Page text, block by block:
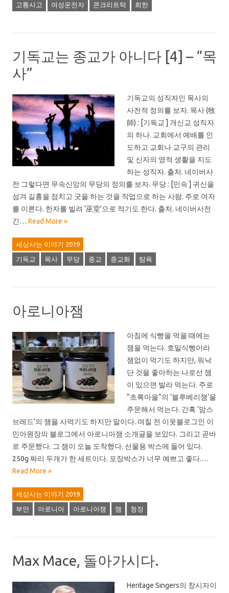
고통사고 여성운전자 콘크리트턱 희한
기독교는 종교가 아니다 [4] – “목
사”
기독교의 성직자인 목사의
사전적 정의를 보자. 목사 (牧
師) : [기독교 ] 개신교 성직자
의 하나. 교회에서 예배를 인
도하고 교회나 교구의 관리
및 신자의 영적 생활을 지도
하는 성직자. 출처. 네이버사
전 그렇다면 무속신앙의 무당의 정의를 보자. 무당 : [민속 ] 귀신을
섬겨 길흉을 점치고 굿을 하는 것을 직업으로 하는 사람. 주로 여자
를 이른다. 한자를 빌려 ‘巫堂’으로 적기도 한다. 출처. 네이버사전
긴… Read More »
세상사는 이야기 2019
기독교 목사 무당 종교 종교화 탐욕
아로니아잼
아침에 식빵을 먹을 때에는
잼을 먹는다. 호밀식빵이라
잼없이 먹기도 하지만, 워낙
단 것을 좋아하는 나로선 잼
이 있으면 발라 먹는다. 주로
“초록마을“의 ‘블루베리잼‘을
주문해서 먹는다. 간혹 ‘맘스
브레드’의 잼을 사먹기도 하지만 말이다. 며칠 전 이웃블로그인 이
민아원장의 블로그에서 아로니아잼 소개글을 보았다. 그리고 곧바
로 주문했다. 그 잼이 오늘 도착했다. 선물용 박스에 들어 있다.
250g 짜리 두개가 한 세트이다. 포장박스가 너무 예쁘고 좋다.…
Read More »
세상사는 이야기 2019
부안 아로니아 아로니아잼 잼 청정
Max Mace, 돌아가시다.
Heritage Singers의 창시자이